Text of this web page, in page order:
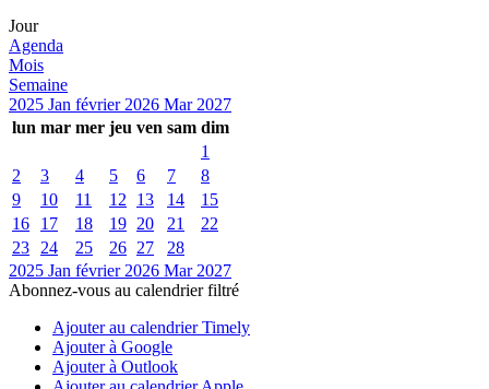
Jour
Agenda
Mois
Semaine
2025 Jan février 2026 Mar 2027
lun mar mer jeu ven sam dim
1
2
3 4 5 6 7
8
9
10 11 12 13 14
15
16
17 18 19 20 21
22
23
24 25 26 27
28
2025 Jan février 2026 Mar 2027
Abonnez-vous au calendrier filtré
Ajouter au calendrier Timely
Ajouter à Google
Ajouter à Outlook